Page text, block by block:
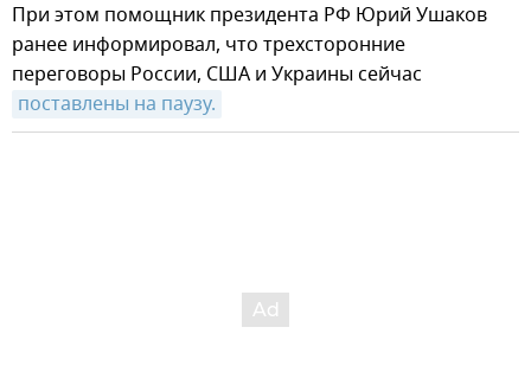
При этом помощник президента РФ Юрий Ушаков
ранее информировал, что трехсторонние
переговоры России, США и Украины сейчас
поставлены на паузу.